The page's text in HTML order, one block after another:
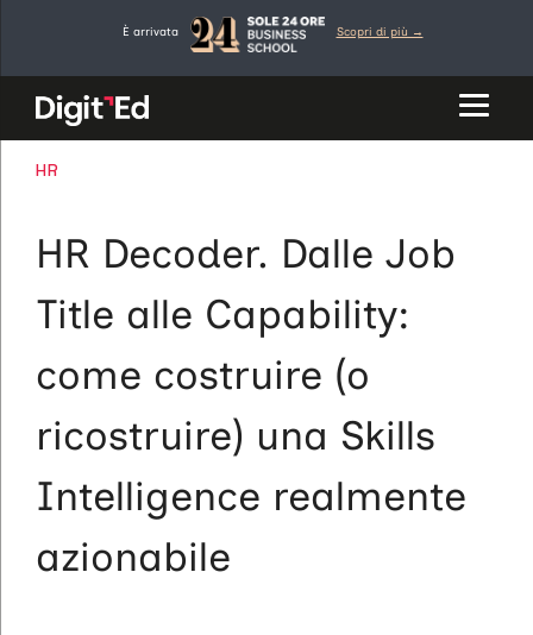
contenuto
È arrivata Scopri di più →
CATEGORIE
HR
HR Decoder. Dalle Job
Title alle Capability:
come costruire (o
ricostruire) una Skills
Intelligence realmente
azionabile